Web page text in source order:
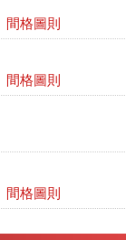
間格圖則
間格圖則
間格圖則